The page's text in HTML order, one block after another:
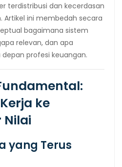
terdistribusi dan kecerdasan
Artikel ini membedah secara
bagaimana sistem
relevan, dan apa
profesi keuangan.
ke
yang Terus